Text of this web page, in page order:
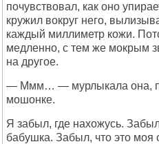
почувствовал, как оно
кружил вокруг него,
каждый миллиметр кожи.
медленно, с тем же мокрым
на другое.
— Ммм… — мурлыкала она,
мошонке.
Я забыл, где нахожусь.
бабушка. Забыл, что это моя